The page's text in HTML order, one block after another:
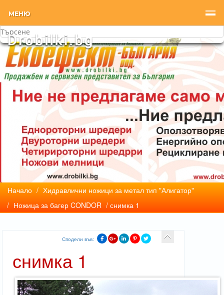
МЕНЮ
Начало / Хидравлични ножици за метал тип "Алигатор"
/ Ножица за багер CONDOR / снимка 1
Сподели във:
снимка 1